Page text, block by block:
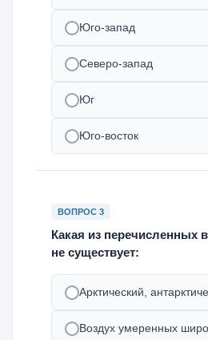
Юго-запад
Северо-запад
Юг
Юго-восток
ВОПРОС 3
Какая из перечисленных
не существует:
Арктический,
Воздух умеренных